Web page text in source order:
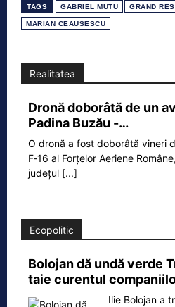
TAGS GABRIEL MUTU GRAND
MARIAN CEAUȘESCU
Realitatea
Dronă doborâtă de un
Padina Buzău -…
O dronă a fost doborâtă vineri
F‑16 al Forțelor Aeriene
județul [...]
Ecopolitic
Bolojan dă undă verde
taie curentul
Ilie Bolojan a